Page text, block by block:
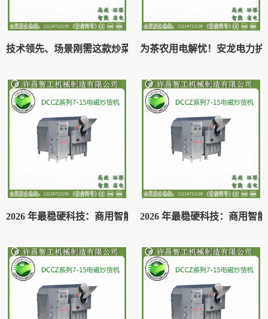
技术领先、场景刚需这款炒菜机成为赛道热门融资标的
为茶农用电解忧！安龙电力护
2026 年最稳硬科技：商用智能炒菜机已落地等待资本加速
2026 年最稳硬科技：商用智